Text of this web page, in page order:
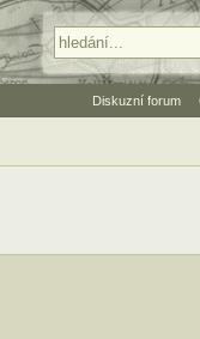
Diskuzní forum